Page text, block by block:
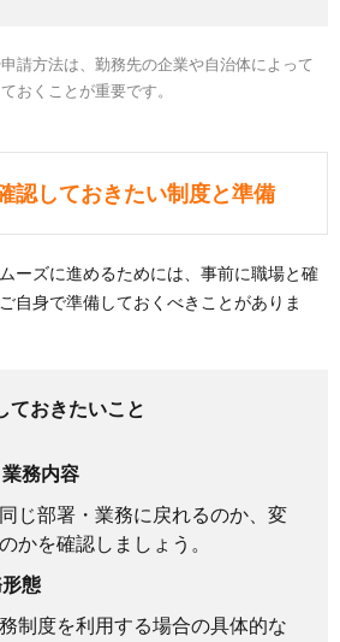
請方法は、勤務先の企業や自治体によって
おくことが重要です。
認しておきたい制度と準備
ーズに進めるためには、事前に職場と確
自身で準備しておくべきことがありま
ておきたいこと
務内容
じ部署・業務に戻れるのか、変
かを確認しましょう。
態
制度を利用する場合の具体的な